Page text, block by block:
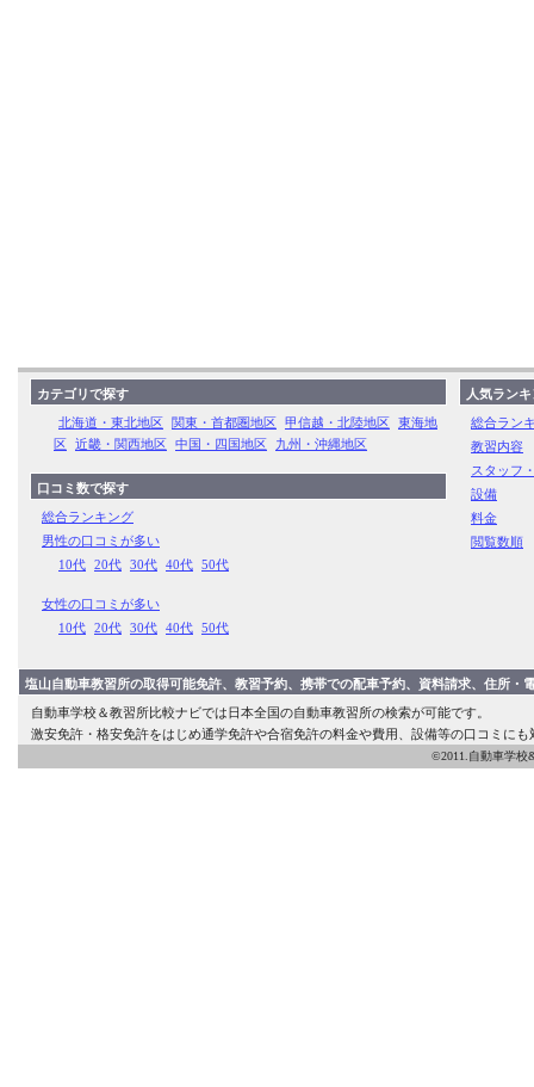
カテゴリで探す
北海道・東北地区 関東・首都圏地区 甲信越・北陸地区 東海地
区 近畿・関西地区 中国・四国地区 九州・沖縄地区
口コミ数で探す
総合ランキング
男性の口コミが多い
10代 20代 30代 40代 50代
女性の口コミが多い
10代 20代 30代 40代 50代
人気ラン
総合ラン
教習内容
スタッフ
設備
料金
閲覧数順
塩山自動車教習所の取得可能免許、教習予約、携帯での配車予約、資料請求、住所・
自動車学校＆教習所比較ナビでは日本全国の自動車教習所の検索が可能です。
激安免許・格安免許をはじめ通学免許や合宿免許の料金や費用、設備等の口コミに
©2011.自動車学校